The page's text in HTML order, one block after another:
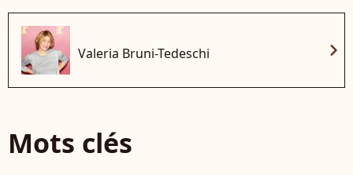
Valeria Bruni-Tedeschi chevron_right
Mots clés